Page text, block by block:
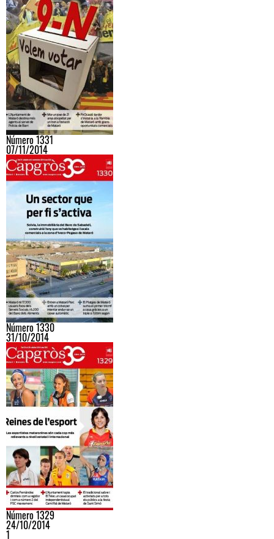
Número 1331
07/11/2014
Número 1330
31/10/2014
Número 1329
24/10/2014
1